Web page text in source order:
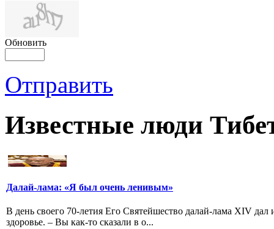
Обновить
Отправить
Известные люди
Далай-лама: «Я был очень ленивым»
В день своего 70-летия Его Святейшество далай-лама XIV
здоровье. – Вы как-то сказали в о...